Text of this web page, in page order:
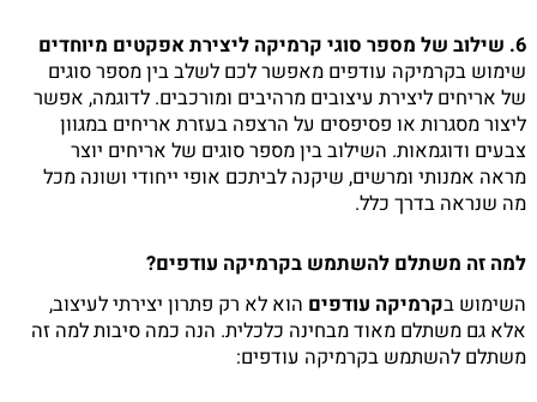
6. שילוב של מספר סוגי קרמיקה ליצירת אפקטים מיוחדים
שימוש בקרמיקה עודפים מאפשר לכם לשלב בין מספר סוגים
של אריחים ליצירת עיצובים מרהיבים ומורכבים. לדוגמה, אפשר
ליצור מסגרות או פסיפסים על הרצפה בעזרת אריחים במגוון
צבעים ודוגמאות. השילוב בין מספר סוגים של אריחים יוצר
מראה אמנותי ומרשים, שיקנה לביתכם אופי ייחודי ושונה מכל
מה שנראה בדרך כלל.
למה זה משתלם להשתמש בקרמיקה עודפים?
השימוש בקרמיקה עודפים הוא לא רק פתרון יצירתי לעיצוב,
אלא גם משתלם מאוד מבחינה כלכלית. הנה כמה סיבות למה זה
משתלם להשתמש בקרמיקה עודפים: